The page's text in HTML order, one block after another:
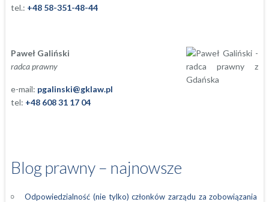
tel.: +48 58-351-48-44
Paweł Galiński
radca prawny
e-mail: pgalinski@gklaw.pl
tel: +48 608 31 17 04
Blog prawny – najnowsze
Odpowiedzialność (nie tylko) członków zarządu za zobowiązania